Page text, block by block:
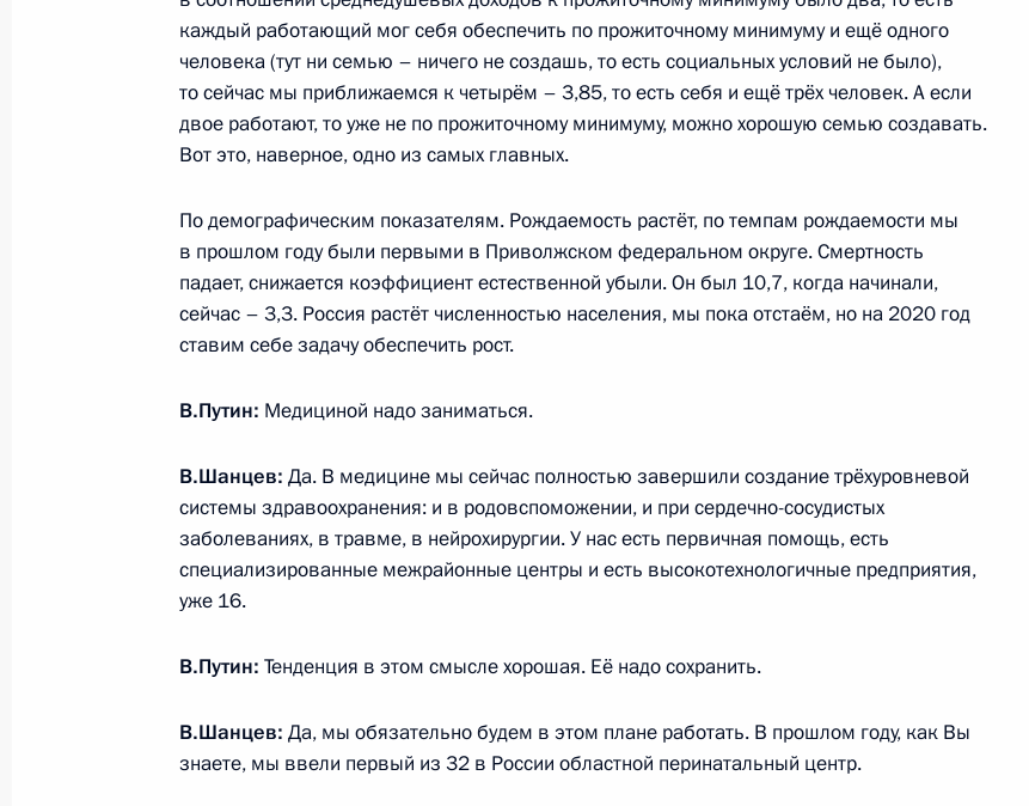
19 сентября 2014 года, 18:15
Подписан Указ о досрочном прекращении полномочий
губернатора Нижегородской области
Встреча с губернатором Нижегородской области Валерием
Шанцевым
Подписан закон об увеличении числа мировых судей
в Нижегородской области
30 декабря 2013 года, 11:50
Распоряжения о выделении средств из резервного фонда
23 декабря 2013 года, 12:50
каждый работающий мог себя обеспечить по прожиточному минимуму и ещё одного
человека (тут ни семью – ничего не создашь, то есть социальных условий не было),
то сейчас мы приближаемся к четырём – 3,85, то есть себя и ещё трёх человек. А если
двое работают, то уже не по прожиточному минимуму, можно хорошую семью создавать.
Вот это, наверное, одно из самых главных.
По демографическим показателям. Рождаемость растёт, по темпам рождаемости мы
в прошлом году были первыми в Приволжском федеральном округе. Смертность
падает, снижается коэффициент естественной убыли. Он был 10,7, когда начинали,
сейчас – 3,3. Россия растёт численностью населения, мы пока отстаём, но на 2020 год
ставим себе задачу обеспечить рост.
В.Путин: Медициной надо заниматься.
В.Шанцев: Да. В медицине мы сейчас полностью завершили создание трёхуровневой
системы здравоохранения: и в родовспоможении, и при сердечно-сосудистых
заболеваниях, в травме, в нейрохирургии. У нас есть первичная помощь, есть
специализированные межрайонные центры и есть высокотехнологичные предприятия,
уже 16.
В.Путин: Тенденция в этом смысле хорошая. Её надо сохранить.
В.Шанцев: Да, мы обязательно будем в этом плане работать. В прошлом году, как Вы
знаете, мы ввели первый из 32 в России областной перинатальный центр.